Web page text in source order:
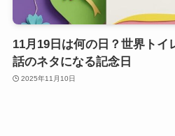
11月19日は何の日？世界トイ
話のネタになる記念日
2025年11月10日